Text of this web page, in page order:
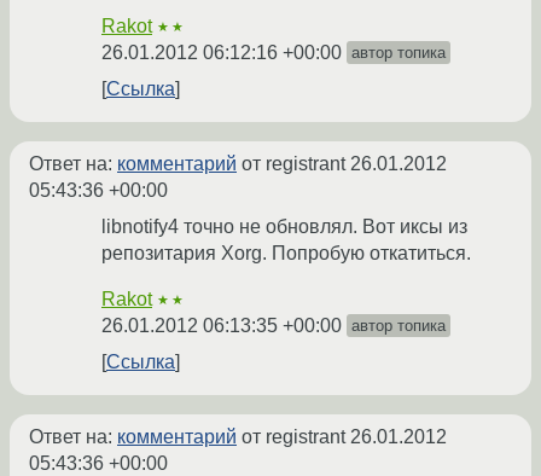
Rakot ★★
26.01.2012 06:12:16 +00:00 автор топика
Ссылка
Ответ на: комментарий от registrant26.01.2012
05:43:36 +00:00
libnotify4 точно не обновлял. Вот иксы из
репозитария Xorg. Попробую откатиться.
Rakot ★★
26.01.2012 06:13:35 +00:00 автор топика
Ссылка
Ответ на: комментарий от registrant26.01.2012
05:43:36 +00:00